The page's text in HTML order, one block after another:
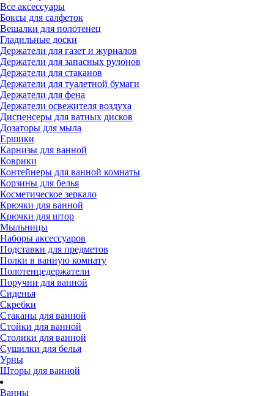
Все аксессуары
Боксы для салфеток
Вешалки для полотенец
Гладильные доски
Держатели для газет и журналов
Держатели для запасных рулонов
Держатели для стаканов
Держатели для туалетной бумаги
Держатели для фена
Держатели освежителя воздуха
Диспенсеры для ватных дисков
Дозаторы для мыла
Ершики
Карнизы для ванной
Коврики
Контейнеры для ванной комнаты
Корзины для белья
Косметическое зеркало
Крючки для ванной
Крючки для штор
Мыльницы
Наборы аксессуаров
Подставки для предметов
Полки в ванную комнату
Полотенцедержатели
Поручни для ванной
Сиденья
Скребки
Стаканы для ванной
Стойки для ванной
Столики для ванной
Сушилки для белья
Урны
Шторы для ванной
Ванны